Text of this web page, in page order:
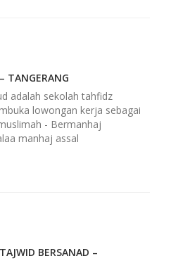
TANGERANG
adalah sekolah tahfidz
lowongan kerja sebagai
- Bermanhaj
manhaj assal
BERSANAD –